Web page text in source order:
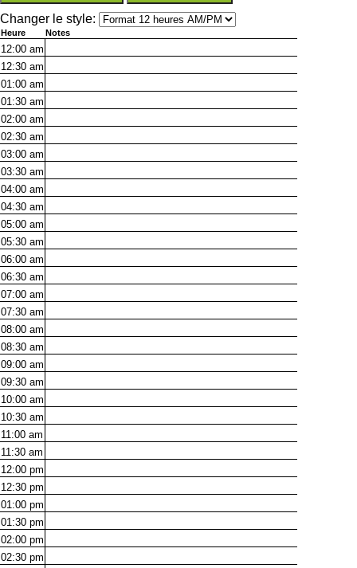
Changer le style:
Heure Notes
12:00 am
12:30 am
01:00 am
01:30 am
02:00 am
02:30 am
03:00 am
03:30 am
04:00 am
04:30 am
05:00 am
05:30 am
06:00 am
06:30 am
07:00 am
07:30 am
08:00 am
08:30 am
09:00 am
09:30 am
10:00 am
10:30 am
11:00 am
11:30 am
12:00 pm
12:30 pm
01:00 pm
01:30 pm
02:00 pm
02:30 pm